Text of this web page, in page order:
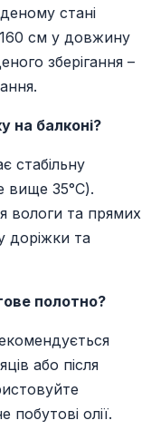
стані
см у довжину
зберігання –
на балконі?
стабільну
вище 35°C).
вологи та прямих
доріжки та
полотно?
або після
побутові олії.